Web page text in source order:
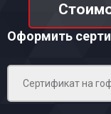
Оформить